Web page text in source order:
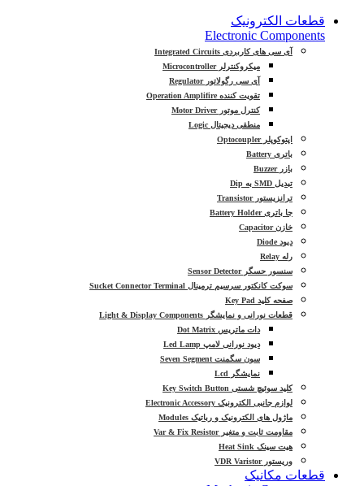
قطعات الکترونیک
Electronic Components
آی سی های کاربردی Integrated Circuits
میکروکنترلر Microcontroller
آی سی رگولاتور Regulator
تقویت کننده Operation Amplifire
کنترل موتور Motor Driver
منطقی دیجیتال Logic
اپتوکوپلر Optocoupler
باتری Battery
بازر Buzzer
تبدیل SMD به Dip
ترانزیستور Transistor
جا باتری Battery Holder
خازن Capacitor
دیود Diode
رله Relay
سنسور حسگر Sensor Detector
سوکت کانکتور سرسیم ترمینال Sucket Connector Terminal
صفحه کلید Key Pad
قطعات نورانی و نمایشگر Light & Display Components
دات ماتریس Dot Matrix
دیود نورانی لامپ Led Lamp
سون سگمنت Seven Segment
نمایشگر Lcd
کلید سوئیچ شستی Key Switch Button
لوازم جانبی الکترونیک Electronic Accessory
ماژول های الکترونیک و رباتیک Modules
مقاومت ثابت و متغیر Var & Fix Resistor
هیت سینک Heat Sink
وریستور VDR Varistor
قطعات مکانیک